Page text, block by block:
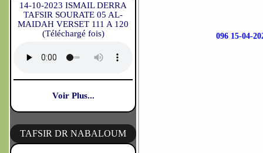
14-10-2023 ISMAIL DERRA
TAFSIR SOURATE 05 AL-
MAIDAH VERSET 111 A 120
(Téléchargé fois)
Voir Plus...
TAFSIR DR NABALOUM
096 15-04-